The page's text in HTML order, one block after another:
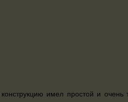
имел простой и очень